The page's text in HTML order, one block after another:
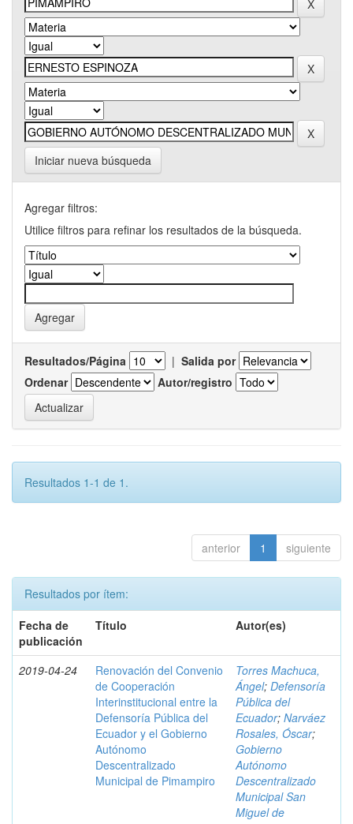
Iniciar nueva búsqueda
Agregar filtros:
Utilice filtros para refinar los resultados de la búsqueda.
Resultados/Página | Salida por
Ordenar
Autor/registro
Resultados 1-1 de 1.
anterior 1 siguiente
Resultados por ítem:
Fecha de
publicación
Título Autor(es)
2019-04-24
Renovación del Convenio
de Cooperación
Interinstitucional entre la
Defensoría Pública del
Ecuador y el Gobierno
Autónomo
Descentralizado
Municipal de Pimampiro
Torres Machuca,
Ángel; Defensoría
Pública del
Ecuador; Narváez
Rosales, Óscar;
Gobierno
Autónomo
Descentralizado
Municipal San
Miguel de